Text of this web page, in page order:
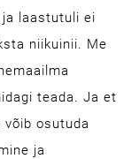
ja laastutuli ei
niikuinii. Me
teada. Ja et
osutuda
ja